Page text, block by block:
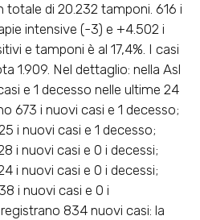
di 20.232 tamponi. 616 i
intensive (-3) e +4.502 i
e tamponi è al 17,4%. I casi
1.909. Nel dettaglio: nella Asl
e 1 decesso nelle ultime 24
673 i nuovi casi e 1 decesso;
i nuovi casi e 1 decesso;
i nuovi casi e 0 i decessi;
i nuovi casi e 0 i decessi;
i nuovi casi e 0 i
834 nuovi casi: la